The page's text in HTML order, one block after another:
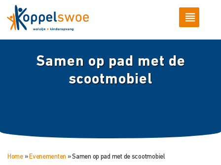
Samen op pad met de
scootmobiel
Home» Evenementen »Samen op pad met de scootmobiel